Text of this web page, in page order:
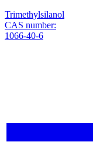
Trimethylsilanol
CAS number:
1066-40-6